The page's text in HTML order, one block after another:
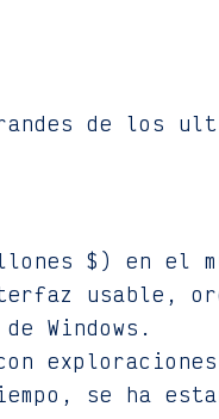
de los
$) en el
usable,
Windows.
se ha